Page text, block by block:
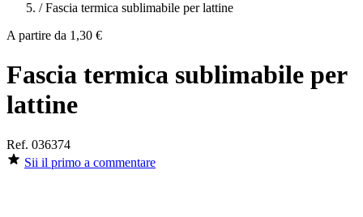
/ Fascia termica sublimabile per lattine
A partire da 1,30 €
Fascia termica sublimabile per
lattine
Ref. 036374
Sii il primo a commentare